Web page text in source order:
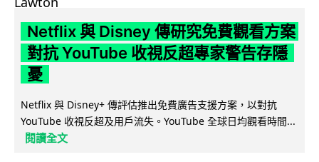
Netflix 與 Disney 傳研究免費觀看方案
對抗 YouTube 收視反超專家警告存隱
憂
Netflix 與 Disney+ 傳評估推出免費廣告支援方案，以對抗
YouTube 收視反超及用戶流失。YouTube 全球日均觀看時間...
閱讀全文